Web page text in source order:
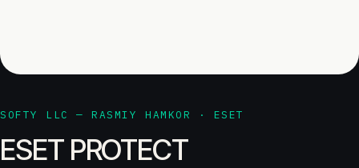
SOFTY LLC — RASMIY HAMKOR · ESET
ESET PROTECT